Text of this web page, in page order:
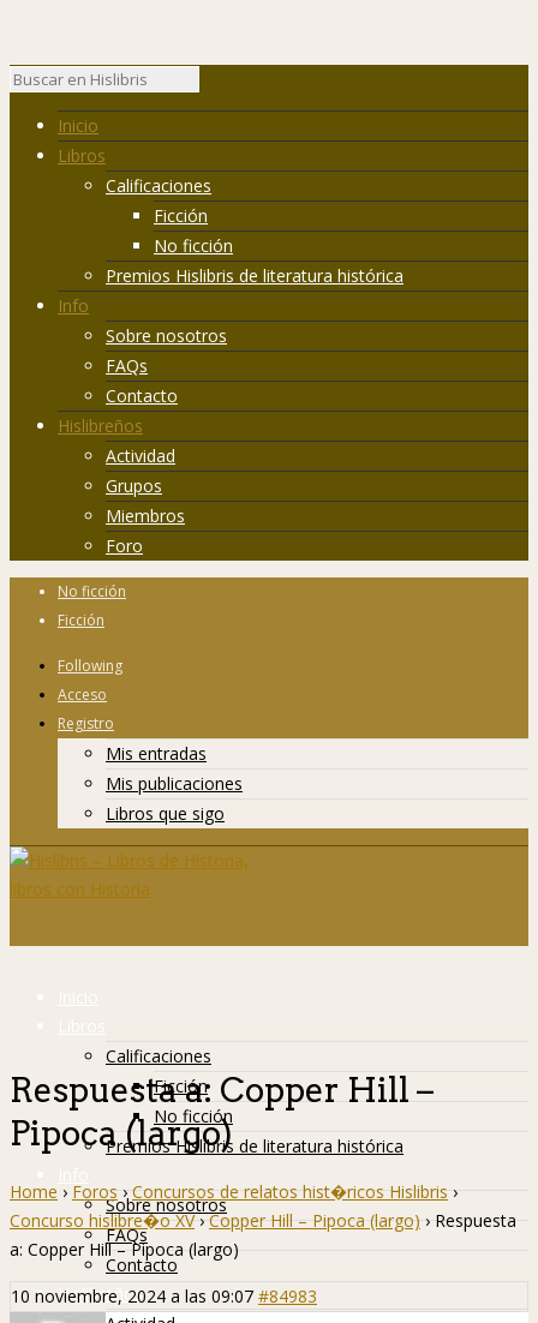
Inicio
Libros
Calificaciones
Ficción
No ficción
Premios Hislibris de literatura histórica
Info
Sobre nosotros
FAQs
Contacto
Hislibreños
Actividad
Grupos
Miembros
Foro
No ficción
Ficción
Following
Acceso
Registro
Mis entradas
Mis publicaciones
Libros que sigo
Inicio
Libros
Calificaciones
Ficción
No ficción
Premios Hislibris de literatura histórica
Info
Sobre nosotros
FAQs
Contacto
Hislibreños
Respuesta a: Copper Hill –
Pipoca (largo)
Home › Foros › Concursos de relatos hist�ricos Hislibris ›
Concurso hislibre�o XV › Copper Hill – Pipoca (largo) › Respuesta
a: Copper Hill – Pipoca (largo)
10 noviembre, 2024 a las 09:07 #84983